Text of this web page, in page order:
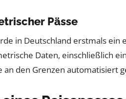
Pässe
in Deutschland erstmals ein
Daten, einschließlich
an den Grenzen automatisiert